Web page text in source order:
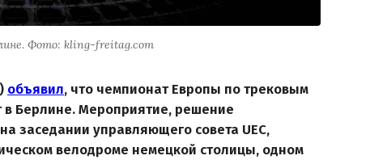
Фото: kling-freitag.com
объявил, что чемпионат Европы по трековым
в Берлине. Мероприятие, решение
заседании управляющего совета UEC,
велодроме немецкой столицы, одном